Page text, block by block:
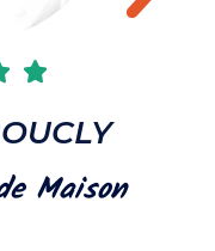

Maison